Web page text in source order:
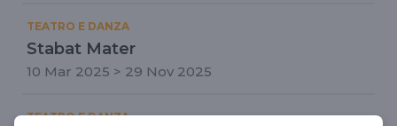
TEATRO E DANZA
Stabat Mater
10 Mar 2025 > 29 Nov 2025
TEATRO E DANZA